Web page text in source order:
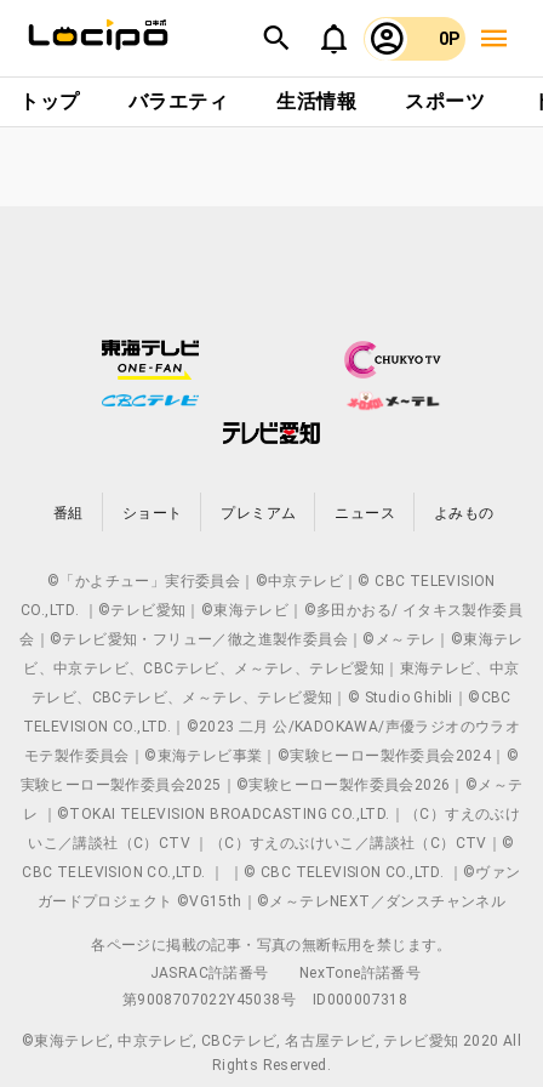
0P
トップ バラエティ 生活情報 スポーツ
番組 ショート プレミアム ニュース よみもの
©「かよチュー」実行委員会｜©中京テレビ｜© CBC TELEVISION
CO.,LTD. ｜©テレビ愛知｜©東海テレビ｜©多田かおる/ イタキス製作委員
会｜©テレビ愛知・フリュー／徹之進製作委員会｜©メ～テレ｜©東海テレ
ビ、中京テレビ、CBCテレビ、メ～テレ、テレビ愛知｜東海テレビ、中京
テレビ、CBCテレビ、メ～テレ、テレビ愛知｜© Studio Ghibli｜©CBC
TELEVISION CO.,LTD.｜©2023 二月 公/KADOKAWA/声優ラジオのウラオ
モテ製作委員会｜©東海テレビ事業｜©実験ヒーロー製作委員会2024｜©
実験ヒーロー製作委員会2025｜©実験ヒーロー製作委員会2026｜©メ～テ
レ ｜©TOKAI TELEVISION BROADCASTING CO.,LTD.｜（C）すえのぶけ
いこ／講談社（C）CTV ｜（C）すえのぶけいこ／講談社（C）CTV｜©
CBC TELEVISION CO.,LTD. ｜ ｜© CBC TELEVISION CO.,LTD. ｜©ヴァン
ガードプロジェクト ©VG15th｜©メ～テレNEXT／ダンスチャンネル
各ページに掲載の記事・写真の無断転用を禁じます。
JASRAC許諾番号
NexTone許諾番号
第9008707022Y45038号
ID000007318
©東海テレビ, 中京テレビ, CBCテレビ, 名古屋テレビ, テレビ愛知 2020 All
Rights Reserved.